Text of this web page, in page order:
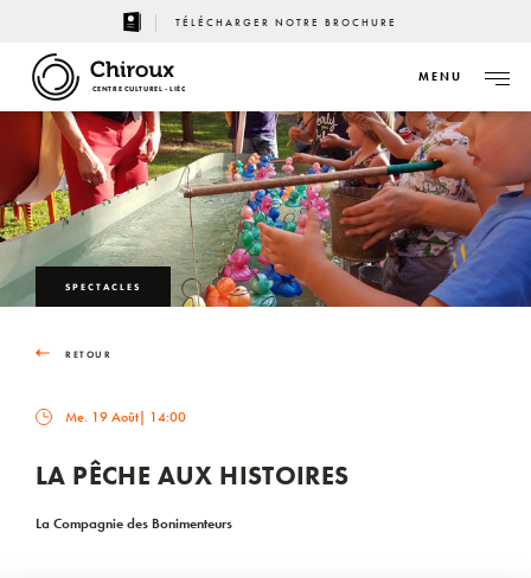
TÉLÉCHARGER NOTRE BROCHURE
CENTRE CULTUREL - LIÈGE
MENU
SPECTACLES
RETOUR
Me. 19 Août| 14:00
LA PÊCHE AUX HISTOIRES
La Compagnie des Bonimenteurs